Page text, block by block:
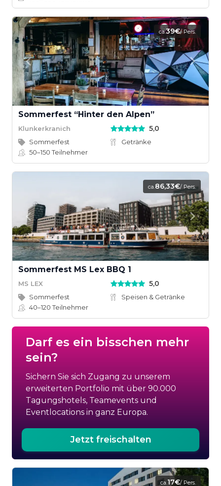
ca.39€/ Pers.
Sommerfest “Hinter den Alpen”
Klunkerkranich 5,0
Sommerfest
Getränke
50–150Teilnehmer
ca.86,33€/ Pers.
Sommerfest MS Lex BBQ 1
MS LEX 5,0
Sommerfest
Speisen & Getränke
40–120Teilnehmer
Darf es ein bisschen mehr
sein?
Sichern Sie sich Zugang zu unserem
erweiterten Portfolio mit über 90.000
Tagungshotels, Teamevents und
Eventlocations in ganz Europa.
Jetzt freischalten
ca.17€/ Pers.